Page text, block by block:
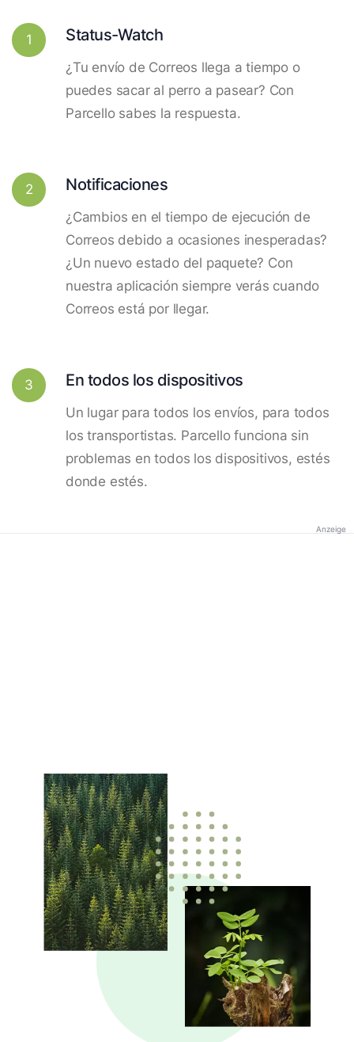
1 Status-Watch
¿Tu envío de Correos llega a tiempo o
puedes sacar al perro a pasear? Con
Parcello sabes la respuesta.
2 Notificaciones
¿Cambios en el tiempo de ejecución de
Correos debido a ocasiones inesperadas?
¿Un nuevo estado del paquete? Con
nuestra aplicación siempre verás cuando
Correos está por llegar.
3 En todos los dispositivos
Un lugar para todos los envíos, para todos
los transportistas. Parcello funciona sin
problemas en todos los dispositivos, estés
donde estés.
Anzeige